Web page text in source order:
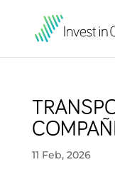
11 Feb, 2026